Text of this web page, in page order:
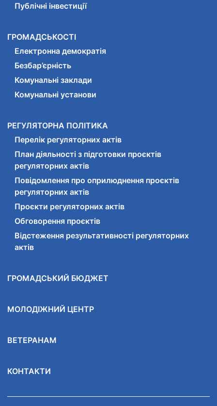
Публічні інвестиції
ГРОМАДСЬКОСТІ
Електронна демократія
Безбар’єрність
Комунальні заклади
Комунальні установи
РЕГУЛЯТОРНА ПОЛІТИКА
Перелік регуляторних актів
План діяльності з підготовки проєктів
регуляторних актів
Повідомлення про оприлюднення проєктів
регуляторних актів
Проєкти регуляторних актів
Обговорення проєктів
Відстеження результативності регуляторних
актів
ГРОМАДСЬКИЙ БЮДЖЕТ
МОЛОДІЖНИЙ ЦЕНТР
ВЕТЕРАНАМ
КОНТАКТИ